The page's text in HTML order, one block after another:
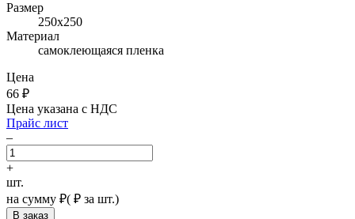
Размер
250х250
Материал
самоклеющаяся пленка
Цена
66 ₽
Цена указана с НДС
Прайс лист
–
+
шт.
на сумму ₽( ₽ за шт.)